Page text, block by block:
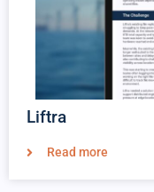
Liftra
Read more